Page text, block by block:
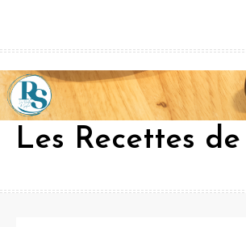
contenu
Les Recettes